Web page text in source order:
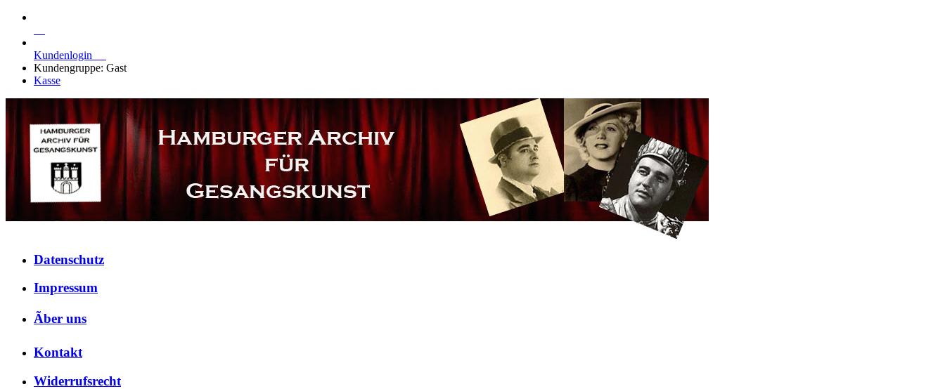
Kundenlogin
Kundengruppe: Gast
Kasse
Datenschutz
Impressum
Ãber uns
Kontakt
Widerrufsrecht